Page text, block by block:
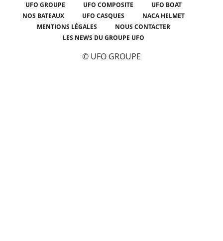
UFO GROUPE UFO COMPOSITE
UFO BOAT
NOS BATEAUX
UFO CASQUES
NACA HELMET
MENTIONS LÉGALES
NOUS CONTACTER
LES NEWS DU GROUPE UFO
© UFO GROUPE